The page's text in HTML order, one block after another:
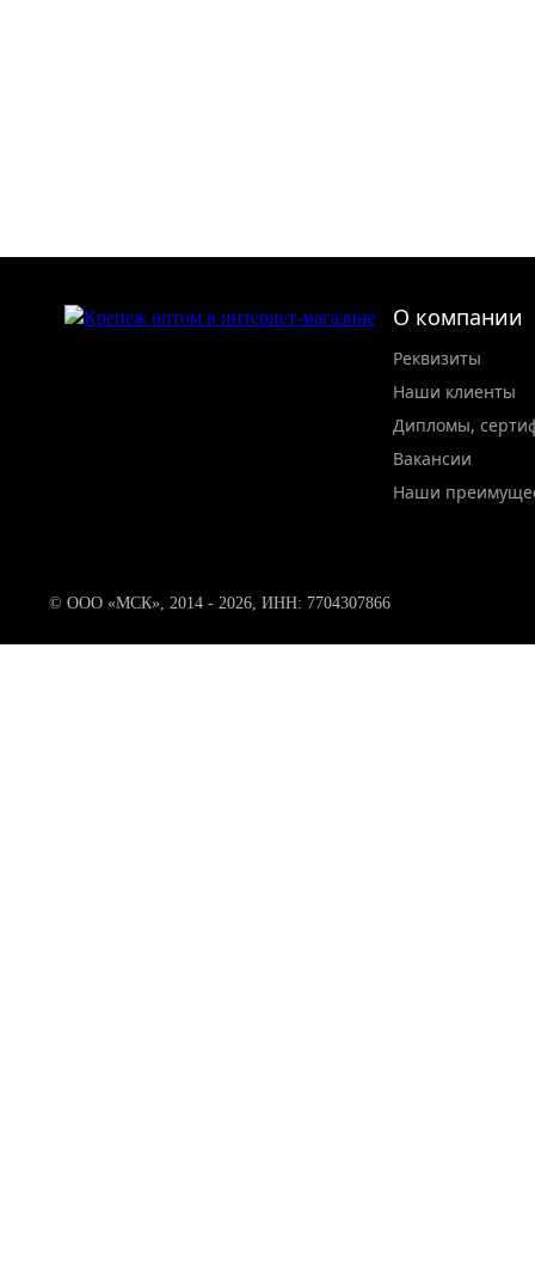
О компании
Реквизиты
Наши клиенты
Дипломы,
Вакансии
Наши
© ООО «МСК», 2014 - 2026, ИНН: 7704307866